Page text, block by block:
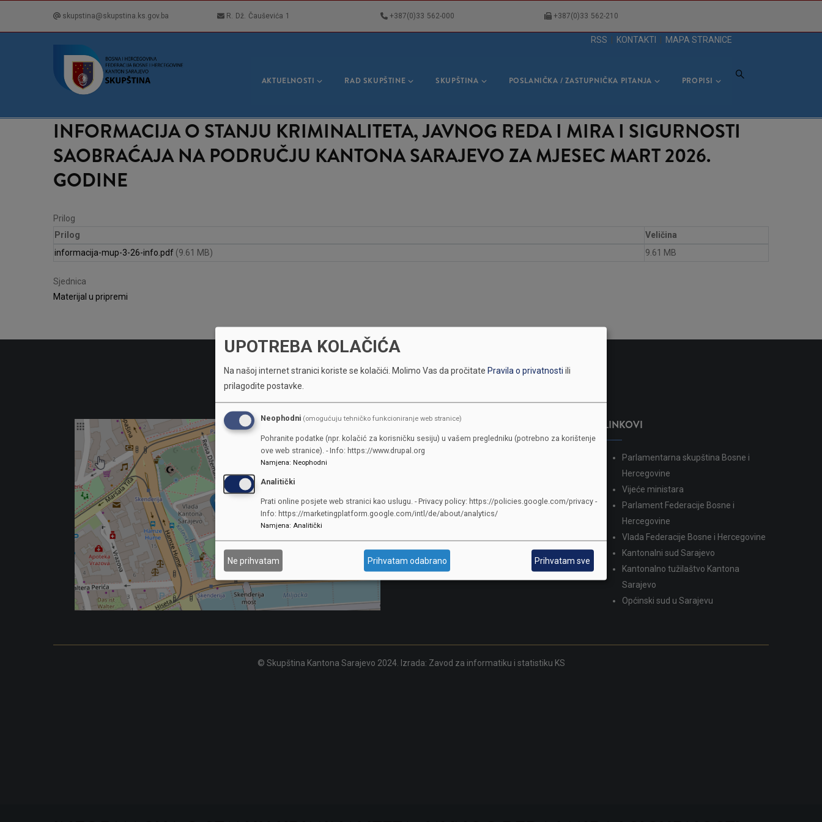
skupstina@skupstina.ks.gov.ba R. Dž. Čauševića 1 +387(0)33 562-000 +387(0)33 562-210
RSS KONTAKTI MAPA STRANICE
NAVIGACIJA
AKTUELNOSTI RAD SKUPŠTINE SKUPŠTINA POSLANIČKA / ZASTUPNIČKA PITANJA PROPISI
INFORMACIJA O STANJU KRIMINALITETA, JAVNOG REDA I MIRA I SIGURNOSTI
SAOBRAĆAJA NA PODRUČJU KANTONA SARAJEVO ZA MJESEC MART 2026.
GODINE
Prilog
Prilog
Veličina
informacija-mup-3-26-info.pdf (9.61 MB) 9.61 MB
Sjednica
Materijal u pripremi
KONTAKTI
SKUPŠTINA
387 33 562-044
387 33 562-210
LINKOVI
Parlamentarna skupština Bosne i
Hercegovine
Vijeće ministara
Parlament Federacije Bosne i
Hercegovine
Vlada Federacije Bosne i Hercegovine
Kantonalni sud Sarajevo
Kantonalno tužilaštvo Kantona
Sarajevo
Općinski sud u Sarajevu
© Skupština Kantona Sarajevo 2024. Izrada: Zavod za informatiku i statistiku KS
UPOTREBA KOLAČIĆA
Na našoj internet stranici koriste se kolačići. Molimo Vas da pročitate Pravila o privatnosti ili
prilagodite postavke.
Neophodni (omogućuju tehničko funkcioniranje web stranice)
Pohranite podatke (npr. kolačić za korisničku sesiju) u vašem pregledniku (potrebno za korištenje
ove web stranice). - Info: https://www.drupal.org
Namjena: Neophodni
Analitički
Prati online posjete web stranici kao uslugu. - Privacy policy: https://policies.google.com/privacy -
Info: https://marketingplatform.google.com/intl/de/about/analytics/
Namjena: Analitički
Ne prihvatam Prihvatam odabrano Prihvatam sve